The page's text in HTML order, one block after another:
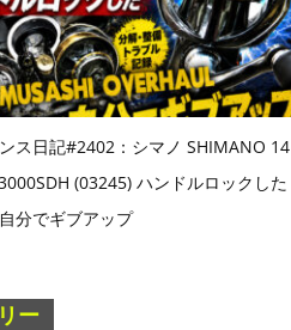
ス日記#2402：シマノ SHIMANO 14
(03245) ハンドルロックした
分でギブアップ
ー